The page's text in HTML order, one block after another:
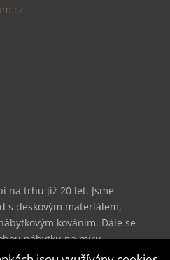
na trhu již 20 let. Jsme
s deskovým materiálem,
kováním. Dále se
nábytku na míru –
skříně, dětské a studentské